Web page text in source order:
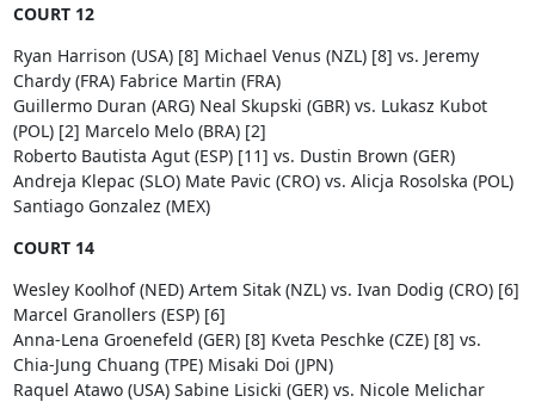
COURT 12
Ryan Harrison (USA) [8] Michael Venus (NZL) [8] vs. Jeremy
Chardy (FRA) Fabrice Martin (FRA)
Guillermo Duran (ARG) Neal Skupski (GBR) vs. Lukasz Kubot
(POL) [2] Marcelo Melo (BRA) [2]
Roberto Bautista Agut (ESP) [11] vs. Dustin Brown (GER)
Andreja Klepac (SLO) Mate Pavic (CRO) vs. Alicja Rosolska (POL)
Santiago Gonzalez (MEX)
COURT 14
Wesley Koolhof (NED) Artem Sitak (NZL) vs. Ivan Dodig (CRO) [6]
Marcel Granollers (ESP) [6]
Anna-Lena Groenefeld (GER) [8] Kveta Peschke (CZE) [8] vs.
Chia-Jung Chuang (TPE) Misaki Doi (JPN)
Raquel Atawo (USA) Sabine Lisicki (GER) vs. Nicole Melichar